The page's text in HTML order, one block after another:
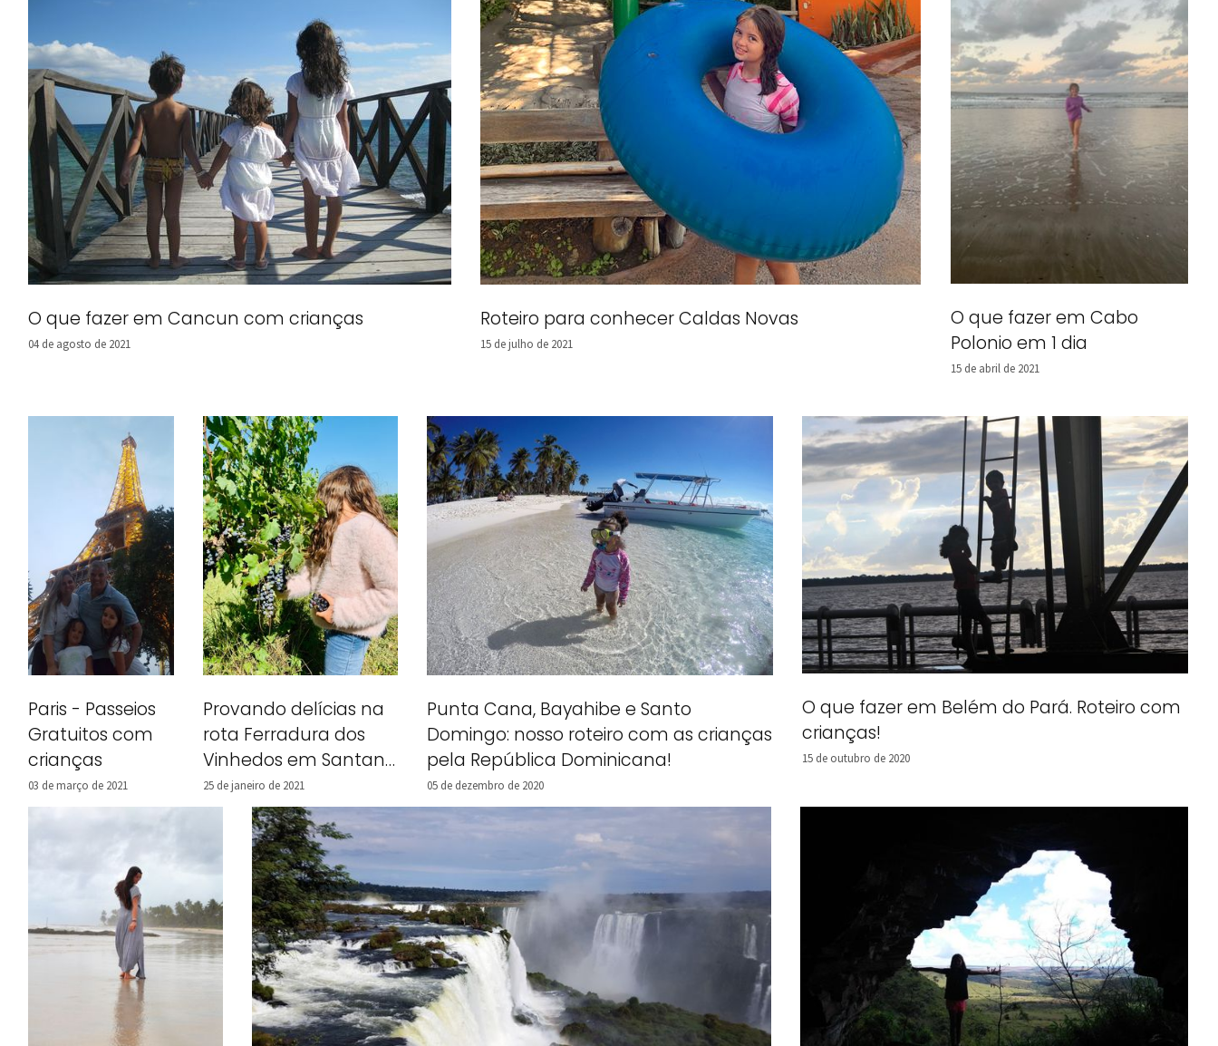
O que fazer em Cancun com crianças
04 de agosto de 2021
Roteiro para conhecer Caldas Novas
15 de julho de 2021
O que fazer em Cabo
Polonio em 1 dia
15 de abril de 2021
Paris - Passeios
Gratuitos com
crianças
03 de março de 2021
Provando delícias na
rota Ferradura dos
Vinhedos em Santana
do Livramento
25 de janeiro de 2021
Punta Cana, Bayahibe e Santo
Domingo: nosso roteiro com as crianças
pela República Dominicana!
05 de dezembro de 2020
O que fazer em Belém do Pará. Roteiro com
crianças!
15 de outubro de 2020